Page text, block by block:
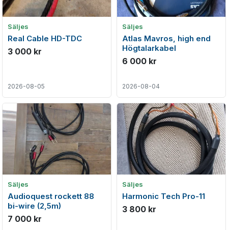
Säljes
Real Cable HD-TDC
3 000 kr
2026-08-05
Säljes
Atlas Mavros, high end
Högtalarkabel
6 000 kr
2026-08-04
Säljes
Audioquest rockett 88
bi-wire (2,5m)
7 000 kr
Säljes
Harmonic Tech Pro-11
3 800 kr